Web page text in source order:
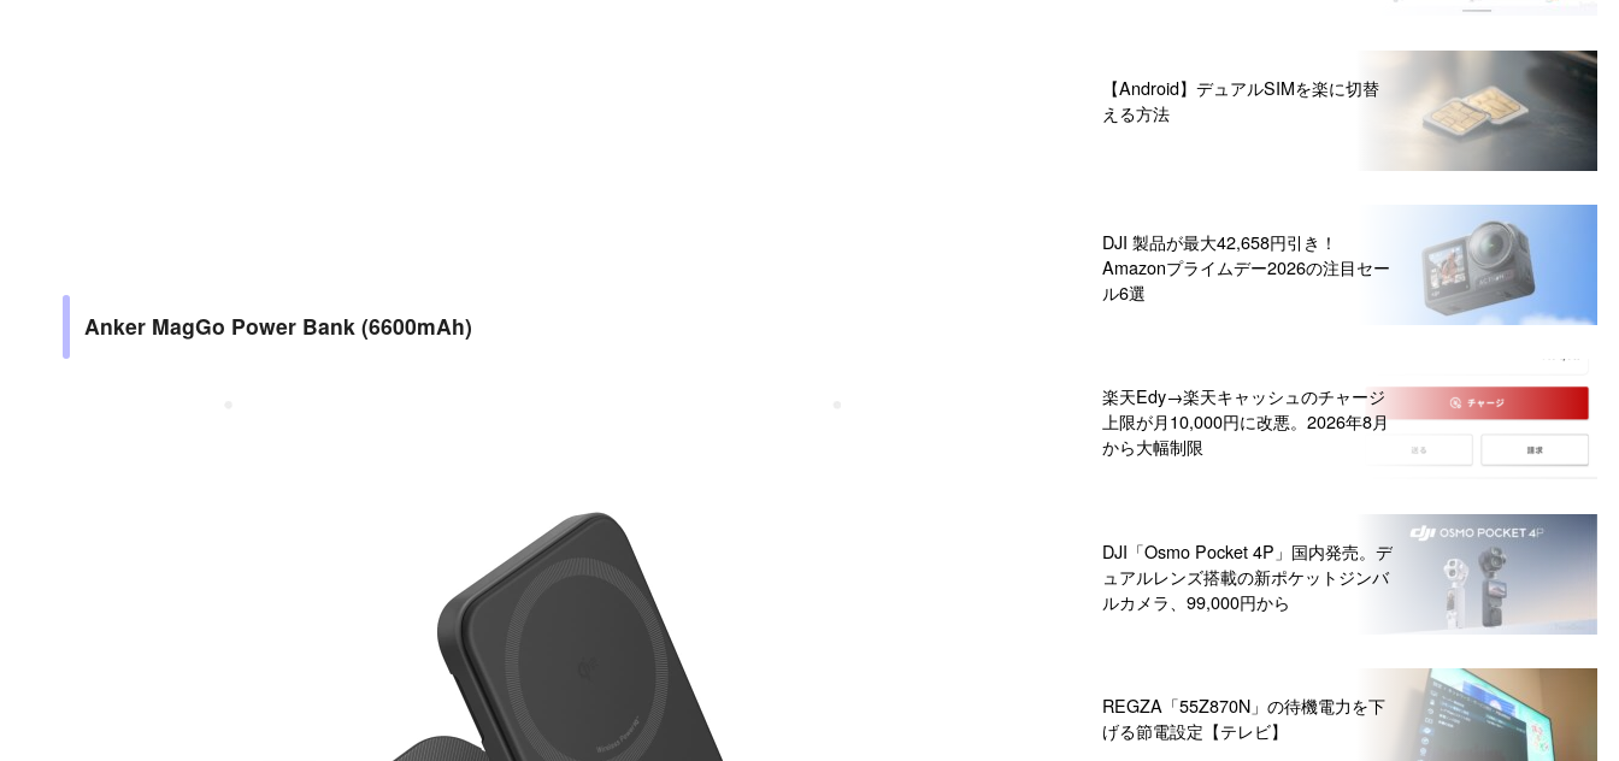
Anker MagGo Power Bank (6600mAh)
【Android】デュアルSIMを楽に切替
える方法
DJI 製品が最大42,658円引き！
Amazonプライムデー2026の注目セー
ル6選
楽天Edy→楽天キャッシュのチャージ
上限が月10,000円に改悪。2026年8月
から大幅制限
DJI「Osmo Pocket 4P」国内発売。デ
ュアルレンズ搭載の新ポケットジンバ
ルカメラ、99,000円から
REGZA「55Z870N」の待機電力を下
げる節電設定【テレビ】